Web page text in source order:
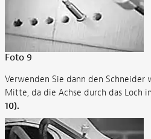
Foto 9
Verwenden Sie dann den
Mitte, da die Achse durch das Loch
10).